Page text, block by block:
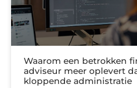
Waarom een betrokken
adviseur meer oplevert
kloppende administratie